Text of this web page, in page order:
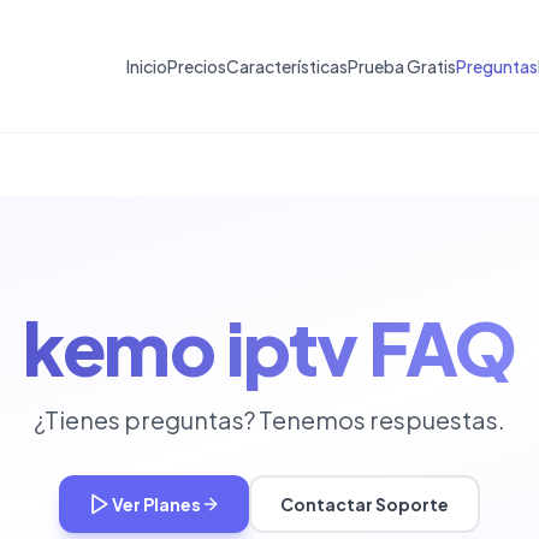
InicioPreciosCaracterísticasPrueba GratisPreguntas
kemo iptv FAQ
¿Tienes preguntas? Tenemos respuestas.
Ver Planes Contactar Soporte